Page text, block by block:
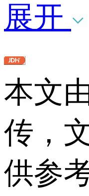
展开
本文
传，
供参考